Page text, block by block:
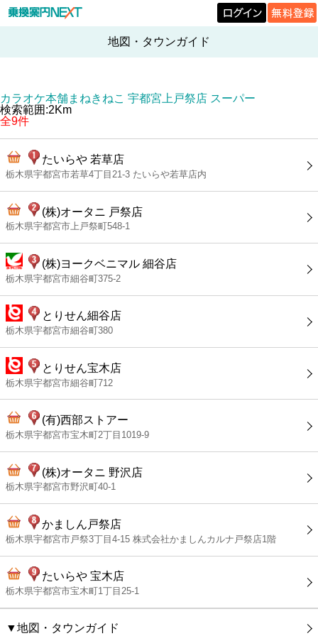
地図・タウンガイド
カラオケ本舗まねきねこ 宇都宮上戸祭店 スーパー
検索範囲:2Km
全9件
たいらや 若草店
栃木県宇都宮市若草4丁目21-3 たいらや若草店内
(株)オータニ 戸祭店
栃木県宇都宮市上戸祭町548-1
(株)ヨークベニマル 細谷店
栃木県宇都宮市細谷町375-2
とりせん細谷店
栃木県宇都宮市細谷町380
とりせん宝木店
栃木県宇都宮市細谷町712
(有)西部ストアー
栃木県宇都宮市宝木町2丁目1019-9
(株)オータニ 野沢店
栃木県宇都宮市野沢町40-1
かましん戸祭店
栃木県宇都宮市戸祭3丁目4-15 株式会社かましんカルナ戸祭店1階
たいらや 宝木店
栃木県宇都宮市宝木町1丁目25-1
▼地図・タウンガイド